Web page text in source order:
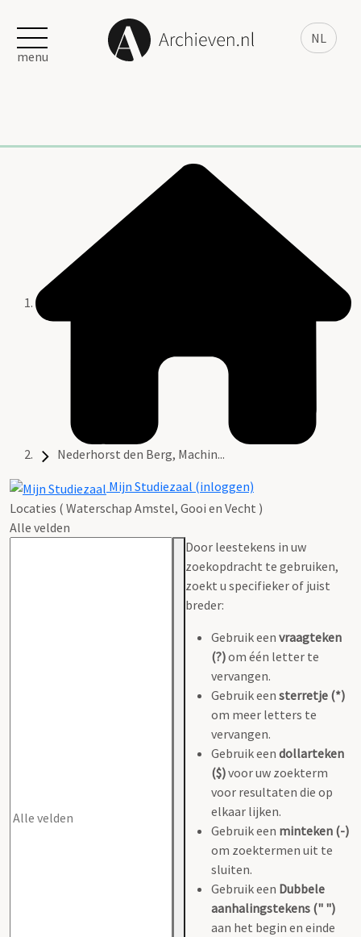
NL
menu
Nederhorst den Berg, Machin...
Mijn Studiezaal (inloggen)
Locaties ( Waterschap Amstel, Gooi en Vecht )
Alle velden
Door leestekens in uw
zoekopdracht te gebruiken,
zoekt u specifieker of juist
breder:
Gebruik een vraagteken
(?)om één letter te
vervangen.
Gebruik een sterretje (*)
om meer letters te
vervangen.
Gebruik een dollarteken
($)voor uw zoekterm
voor resultaten die op
elkaar lijken.
Gebruik een minteken (-)
om zoektermen uit te
sluiten.
Gebruik een Dubbele
aanhalingstekens (" ")
aan het begin en einde